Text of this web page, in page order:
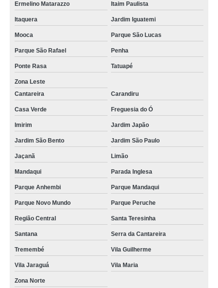
Ermelino Matarazzo Itaim Paulista
Itaquera Jardim Iguatemi
Mooca Parque São Lucas
Parque São Rafael Penha
Ponte Rasa Tatuapé
Zona Leste
Cantareira
Carandiru
Casa Verde Freguesia do Ó
Imirim Jardim Japão
Jardim São Bento Jardim São Paulo
Jaçanã Limão
Mandaqui Parada Inglesa
Parque Anhembi Parque Mandaqui
Parque Novo Mundo Parque Peruche
Região Central Santa Teresinha
Santana Serra da Cantareira
Tremembé Vila Guilherme
Vila Jaraguá Vila Maria
Zona Norte